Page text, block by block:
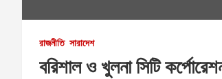
রাজনীতি সারাদেশ
বরিশাল ও খুলনা সিটি